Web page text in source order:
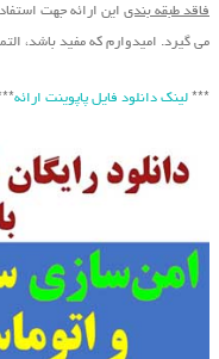
فاقد طبقه بندی این ارائه جهت
می گیرد. امیدوارم که مفید باشد،
*** لینک دانلود فایل پاپوینت ارائه